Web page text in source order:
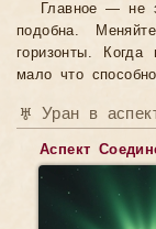
Главное — не
подобна.
горизонты.
мало что
♅ Уран в
Аспект